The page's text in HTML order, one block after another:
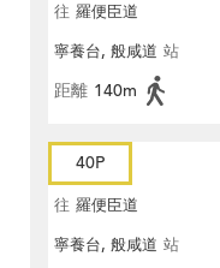
往 羅便臣道
寧養台, 般咸道 站
距離 140m
40P
往 羅便臣道
寧養台, 般咸道 站